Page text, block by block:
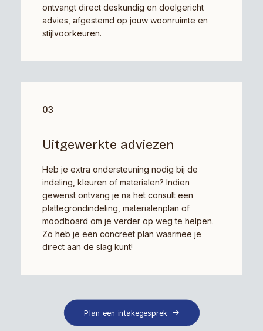
ontvangt direct deskundig en doelgericht
advies, afgestemd op jouw woonruimte en
stijlvoorkeuren.
03
Uitgewerkte adviezen
Heb je extra ondersteuning nodig bij de
indeling, kleuren of materialen? Indien
gewenst ontvang je na het consult een
plattegrondindeling, materialenplan of
moodboard om je verder op weg te helpen.
Zo heb je een concreet plan waarmee je
direct aan de slag kunt!
Plan een intakegesprek